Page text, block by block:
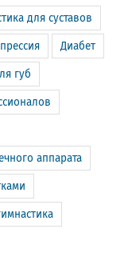
для суставов
Диабет
губ
аппарата